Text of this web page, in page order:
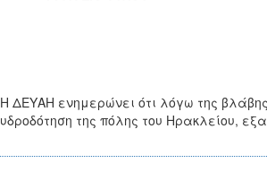
Η ΔΕΥΑΗ ενημερώνει ότι λόγω της
υδροδότηση της πόλης του Ηρακλείου,